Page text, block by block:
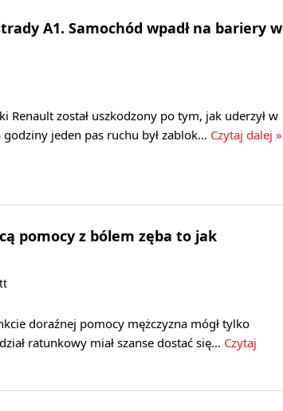
A1. Samochód wpadł na bariery w
Renault został uszkodzony po tym, jak uderzył w
jeden pas ruchu był zablok… Czytaj dalej »
pomocy z bólem zęba to jak
doraźnej pomocy mężczyzna mógł tylko
ratunkowy miał szanse dostać się… Czytaj